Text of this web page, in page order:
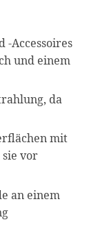
-Accessoires
und einem
da
mit
vor
an einem